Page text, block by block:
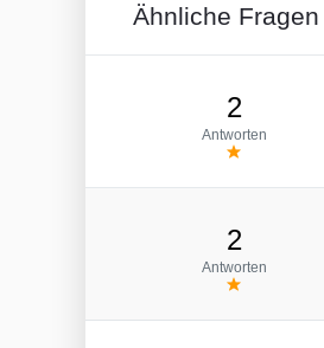
Ähnliche Fragen
2
Antworten
2
Antworten